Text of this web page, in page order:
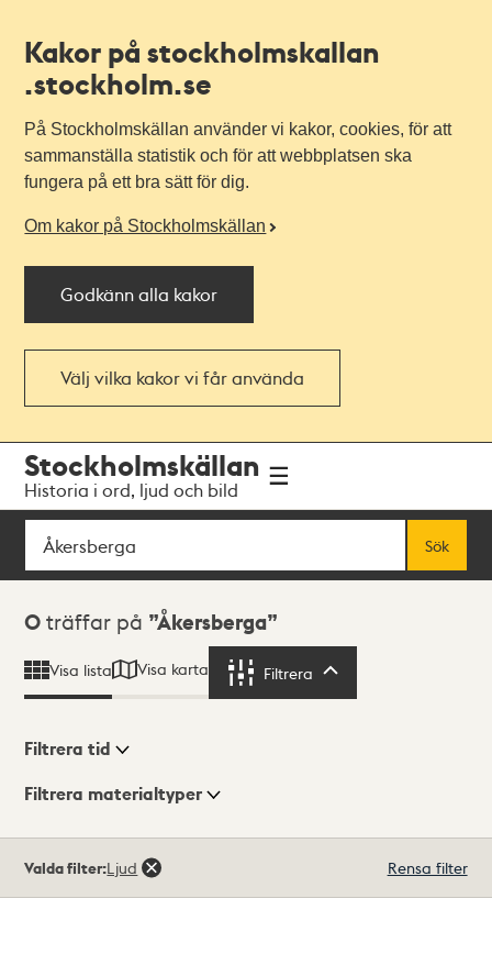
Kakor på stockholmskallan
.stockholm.se
På Stockholmskällan använder vi kakor, cookies, för att
sammanställa statistik och för att webbplatsen ska
fungera på ett bra sätt för dig.
Om kakor på Stockholmskällan
Godkänn alla kakor
Välj vilka kakor vi får använda
navigationen
huvudinnehållet
Stockholmskällan
Historia i ord, ljud och bild
Sök
Sök
Sökresultat
0 träffar på Åkersberga
Visa lista Visa karta Filtrera
Visningsläge
Filtrera tid
Filtrera materialtyper
träffar
Valda filter:Ljud Rensa filter